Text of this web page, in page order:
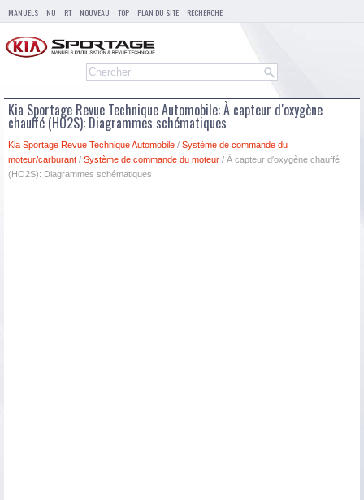
MANUELS NU RT NOUVEAU TOP PLAN DU SITE RECHERCHE
Kia Sportage Revue Technique Automobile: À capteur d′oxygène
chauffé (HO2S): Diagrammes schématiques
Kia Sportage Revue Technique Automobile / Système de commande du
moteur/carburant / Système de commande du moteur / À capteur d′oxygène chauffé
(HO2S): Diagrammes schématiques